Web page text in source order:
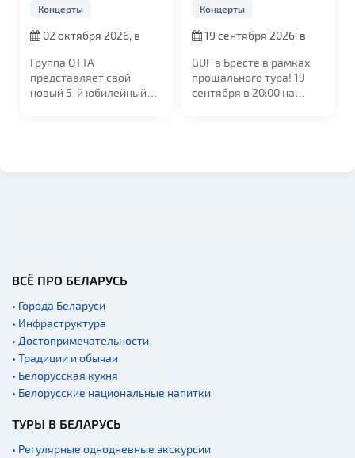
Концерты
02 октября 2026, в
Группа ОТТА
представляет свой
новый 5-й юбилейный
Концерты
19 сентября 2026, в
GUF в Бресте в рамках
прощального тура! 19
сентября в 20:00 на
ВСЁ ПРО БЕЛАРУСЬ
• Города Беларуси
• Инфраструктура
• Достопримечательности
• Традиции и обычаи
• Белорусская кухня
• Белорусские национальные напитки
ТУРЫ В БЕЛАРУСЬ
• Регулярные однодневные экскурсии